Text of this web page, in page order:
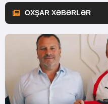
OXŞAR XƏBƏRLƏR